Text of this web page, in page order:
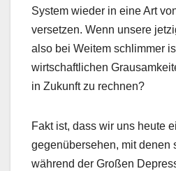
System wieder in eine Art
versetzen. Wenn unsere
also bei Weitem schlimmer
wirtschaftlichen
in Zukunft zu rechnen?
Fakt ist, dass wir uns heute
gegenübersehen, mit denen
während der Großen